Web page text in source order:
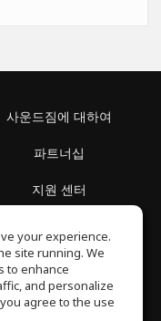
사운드짐에 대하여
파트너십
지원 센터
개인정보 보호정책
your experience.
site running. We
to enhance
and personalize
you agree to the use